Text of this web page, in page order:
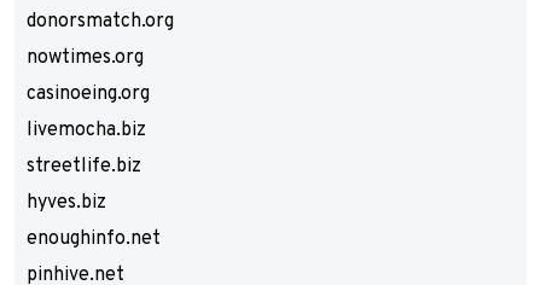
donorsmatch.org
nowtimes.org
casinoeing.org
livemocha.biz
streetlife.biz
hyves.biz
enoughinfo.net
pinhive.net